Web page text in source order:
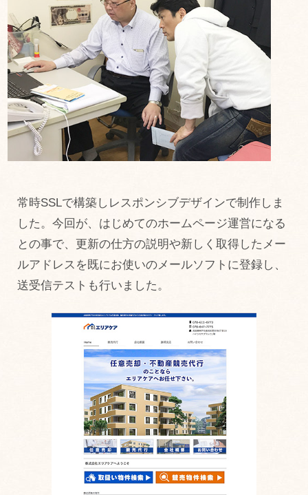
常時SSLで構築しレスポンシブデザインで制作しま
した。今回が、はじめてのホームページ運営になる
との事で、更新の仕方の説明や新しく取得したメー
ルアドレスを既にお使いのメールソフトに登録し、
送受信テストも行いました。